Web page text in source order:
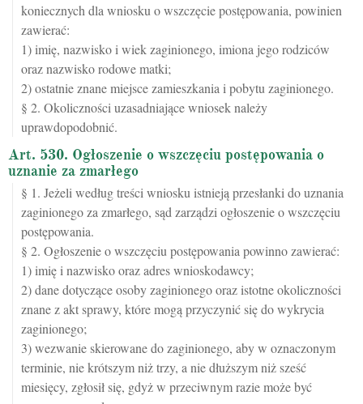
koniecznych dla wniosku o wszczęcie postępowania, powinien
zawierać:
1) imię, nazwisko i wiek zaginionego, imiona jego rodziców
oraz nazwisko rodowe matki;
2) ostatnie znane miejsce zamieszkania i pobytu zaginionego.
§ 2. Okoliczności uzasadniające wniosek należy
uprawdopodobnić.
Art. 530. Ogłoszenie o wszczęciu postępowania o
uznanie za zmarłego
§ 1. Jeżeli według treści wniosku istnieją przesłanki do uznania
zaginionego za zmarłego, sąd zarządzi ogłoszenie o wszczęciu
postępowania.
§ 2. Ogłoszenie o wszczęciu postępowania powinno zawierać:
1) imię i nazwisko oraz adres wnioskodawcy;
2) dane dotyczące osoby zaginionego oraz istotne okoliczności
znane z akt sprawy, które mogą przyczynić się do wykrycia
zaginionego;
3) wezwanie skierowane do zaginionego, aby w oznaczonym
terminie, nie krótszym niż trzy, a nie dłuższym niż sześć
miesięcy, zgłosił się, gdyż w przeciwnym razie może być